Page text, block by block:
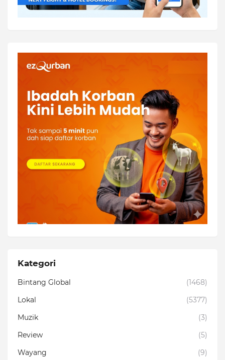
Kategori
Bintang Global
(1468)
Lokal
(5377)
Muzik
(3)
Review
(5)
Wayang
(9)